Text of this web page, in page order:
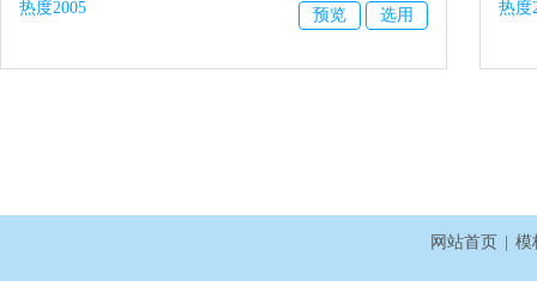
热度2005 预览 选用 热度
网站首页 模